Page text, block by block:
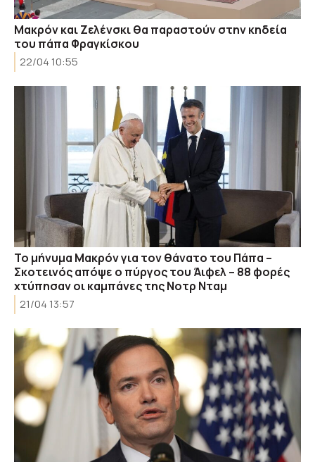
Μακρόν και Ζελένσκι θα παραστούν στην κηδεία
του πάπα Φραγκίσκου
22/04 10:55
Το μήνυμα Μακρόν για τον θάνατο του Πάπα –
Σκοτεινός απόψε ο πύργος του Άιφελ – 88 φορές
χτύπησαν οι καμπάνες της Νοτρ Νταμ
21/04 13:57